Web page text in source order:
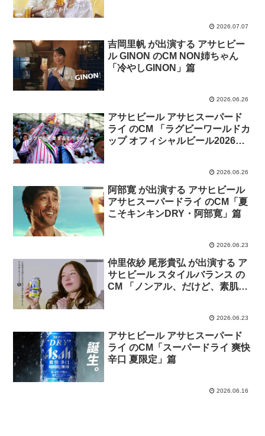
2026.07.07
吉岡里帆 が出演する アサヒビー
ル GINON のCM NON姉ちゃん
「冷やしGINON」篇
2026.06.26
アサヒビール アサヒスーパード
ライ のCM 「ラグビーワールドカ
ップ オフィシャルビール2026
2026.06.26
阿部寛 が出演する アサヒビール
アサヒスーパードライ のCM「夏
こそキンキンDRY・阿部寛」篇
2026.06.23
仲里依紗 尾形貴弘 が出演する ア
サヒビール スタイルバランス の
CM 「ノンアル、だけど、素肌サ
ル、だけど、食生活サポートも」
篇
2026.06.23
アサヒビール アサヒスーパード
ライ のCM「スーパードライ 爽快
辛口 夏限定」篇
2026.06.16